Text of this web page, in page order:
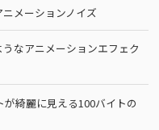
メーションノイズ
なアニメーションエフェク
綺麗に見える100バイトの